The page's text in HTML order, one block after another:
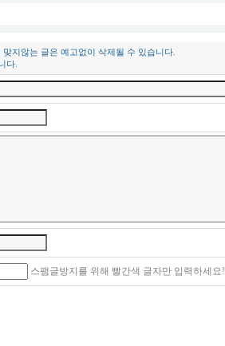
지않는 글은 예고없이 삭제될 수 있습니다.
다.
스팸글방지를 위해 빨간색 글자만 입력하세요!